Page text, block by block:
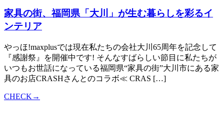
家具の街、福岡県「大川」が生む暮らしを彩るイ
ンテリア
やっほ!maxplusでは現在私たちの会社大川65周年を記念して
『感謝祭』を開催中です! そんなすばらしい節目に私たちが
いつもお世話になっている福岡県“家具の街”大川市にある家
具のお店CRASHさんとのコラボ≪ CRAS […]
CHECK→